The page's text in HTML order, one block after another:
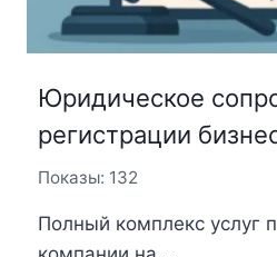
Юридическое
регистрации
Показы: 132
Полный комплекс услуг